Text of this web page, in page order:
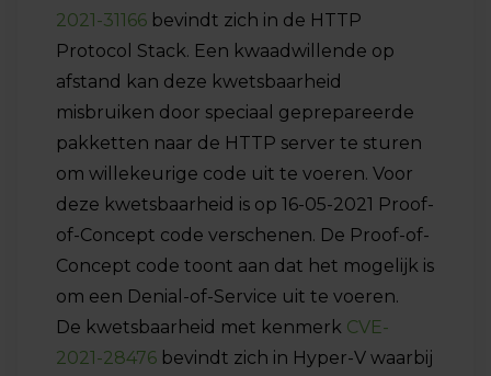
2021-31166 bevindt zich in de HTTP
Protocol Stack. Een kwaadwillende op
afstand kan deze kwetsbaarheid
misbruiken door speciaal geprepareerde
pakketten naar de HTTP server te sturen
om willekeurige code uit te voeren. Voor
deze kwetsbaarheid is op 16-05-2021 Proof-
of-Concept code verschenen. De Proof-of-
Concept code toont aan dat het mogelijk is
om een Denial-of-Service uit te voeren.
De kwetsbaarheid met kenmerk CVE-
2021-28476 bevindt zich in Hyper-V waarbij